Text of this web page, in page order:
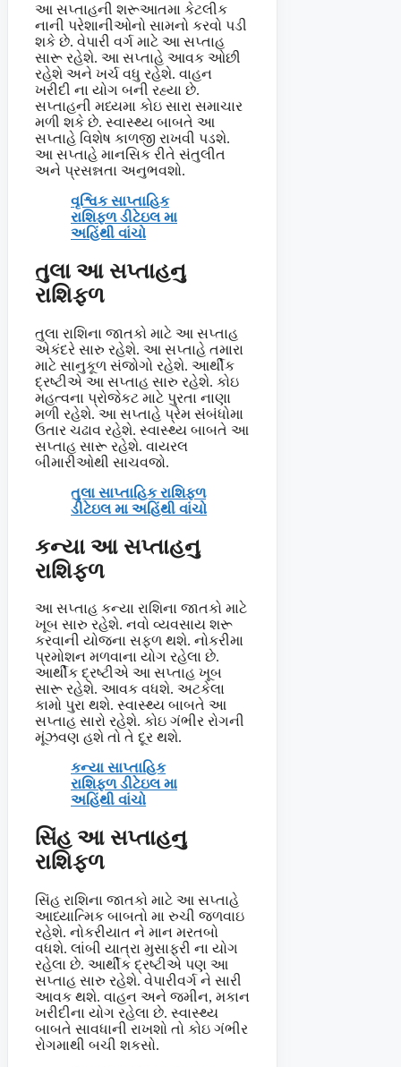
આ સપ્તાહની શરૂઆતમા કેટલીક
નાની પરેશાનીઓનો સામનો કરવો પડી
શકે છે. વેપારી વર્ગ માટે આ સપ્તાહ
સારૂ રહેશે. આ સપ્તાહે આવક ઓછી
રહેશે અને ખર્ચ વધુ રહેશે. વાહન
ખરીદી ના યોગ બની રહ્યા છે.
સપ્તાહની મધ્યમા કોઇ સારા સમાચાર
મળી શકે છે. સ્વાસ્થ્ય બાબતે આ
સપ્તાહે વિશેષ કાળજી રાખવી પડશે.
આ સપ્તાહે માનસિક રીતે સંતુલીત
અને પ્રસન્નતા અનુભવશો.
વૃશ્વિક સાપ્તાહિક
રાશિફળ ડીટેઇલ મા
અહિંથી વાંચો
તુલા આ સપ્તાહનુ
રાશિફળ
તુલા રાશિના જાતકો માટે આ સપ્તાહ
એકંદરે સારુ રહેશે. આ સપ્તાહે તમારા
માટે સાનુકૂળ સંજોગો રહેશે. આર્થીક
દ્રષ્ટીએ આ સપ્તાહ સારુ રહેશે. કોઇ
મહત્વના પ્રોજેકટ માટે પુરતા નાણા
મળી રહેશે. આ સપ્તાહે પ્રેમ સંંબંધોમા
ઉતાર ચઢાવ રહેશે. સ્વાસ્થ્ય બાબતે આ
સપ્તાહ સારૂ રહેશે. વાયરલ
બીમારીઓથી સાચવજો.
તુલા સાપ્તાહિક રાશિફળ
ડીટેઇલ મા અહિંથી વાંચો
કન્યા આ સપ્તાહનુ
રાશિફળ
આ સપ્તાહ કન્યા રાશિના જાતકો માટે
ખૂબ સારુ રહેશે. નવો વ્યવસાય શરૂ
કરવાની યોજના સફળ થશે. નોકરીમા
પ્રમોશન મળવાના યોગ રહેલા છે.
આર્થીક દ્રષ્ટીએ આ સપ્તાહ ખૂબ
સારૂ રહેશે. આવક વધશે. અટકેલા
કામો પુરા થશે. સ્વાસ્થ્ય બાબતે આ
સપ્તાહ સારો રહેશે. કોઇ ગંભીર રોગની
મૂંઝવણ હશે તો તે દૂર થશે.
કન્યા સાપ્તાહિક
રાશિફળ ડીટેઇલ મા
અહિંથી વાંચો
સિંહ આ સપ્તાહનુ
રાશિફળ
સિંહ રાશિના જાતકો માટે આ સપ્તાહે
આધ્યાત્મિક બાબતો મા રુચી જળવાઇ
રહેશે. નોકરીયાત ને માન મરતબો
વધશે. લાંબી યાત્રા મુસાફરી ના યોગ
રહેલા છે. આર્થીક દ્રષ્ટીએ પણ આ
સપ્તાહ સારુ રહેશે. વેપારીવર્ગ ને સારી
આવક થશે. વાહન અને જમીન, મકાન
ખરીદીના યોગ રહેલા છે. સ્વાસ્થ્ય
બાબતે સાવધાની રાખશો તો કોઇ ગંભીર
રોગમાથી બચી શકસો.